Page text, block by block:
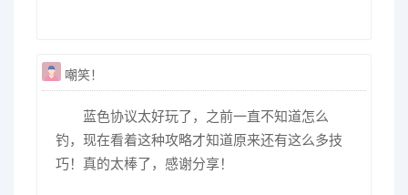
嘲笑！
蓝色协议太好玩了，之前一直不知道怎么
钓，现在看着这种攻略才知道原来还有这么多技
巧！真的太棒了，感谢分享！